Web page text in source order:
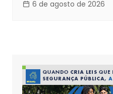
6 de agosto de 2026